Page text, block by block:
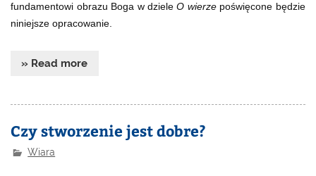
fundamentowi obrazu Boga w dzieleO wierzepoświęcone będzie
niniejsze opracowanie.
» Read more
Czy stworzenie jest dobre?
Wiara